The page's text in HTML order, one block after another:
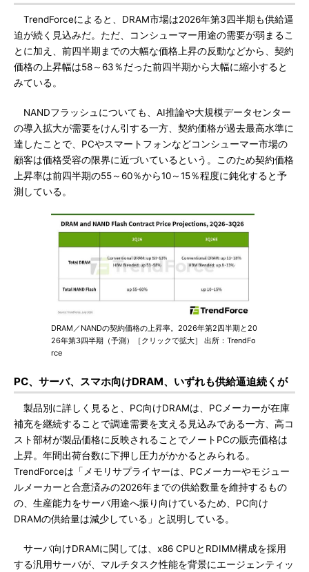
TrendForceによると、DRAM市場は2026年第3四半期も供給逼
迫が続く見込みだ。ただ、コンシューマー用途の需要が弱まるこ
とに加え、前四半期までの大幅な価格上昇の反動などから、契約
価格の上昇幅は58～63％だった前四半期から大幅に縮小すると
みている。
NANDフラッシュについても、AI推論や大規模データセンター
の導入拡大が需要をけん引する一方、契約価格が過去最高水準に
達したことで、PCやスマートフォンなどコンシューマー市場の
顧客は価格受容の限界に近づいているという。このため契約価格
上昇率は前四半期の55～60％から10～15％程度に鈍化すると予
測している。
DRAM／NANDの契約価格の上昇率。2026年第2四半期と20
26年第3四半期（予測）［クリックで拡大］ 出所：TrendFo
rce
PC、サーバ、スマホ向けDRAM、いずれも供給逼迫続くが
製品別に詳しく見ると、PC向けDRAMは、PCメーカーが在庫
補充を継続することで調達需要を支える見込みである一方、高コ
スト部材が製品価格に反映されることでノートPCの販売価格は
上昇。年間出荷台数に下押し圧力がかかるとみられる。
TrendForceは「メモリサプライヤーは、PCメーカーやモジュー
ルメーカーと合意済みの2026年までの供給数量を維持するもの
の、生産能力をサーバ用途へ振り向けているため、PC向け
DRAMの供給量は減少している」と説明している。
サーバ向けDRAMに関しては、x86 CPUとRDIMM構成を採用
する汎用サーバが、マルチタスク性能を背景にエージェンティッ